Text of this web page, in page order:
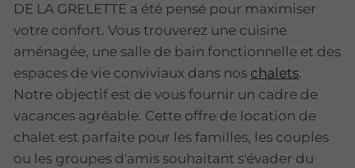
DE LA GRELETTE a été pensé pour maximiser
votre confort. Vous trouverez une cuisine
aménagée, une salle de bain fonctionnelle et des
espaces de vie conviviaux dans nos chalets.
Notre objectif est de vous fournir un cadre de
vacances agréable. Cette offre de location de
chalet est parfaite pour les familles, les couples
ou les groupes d'amis souhaitant s'évader du